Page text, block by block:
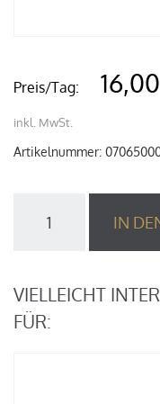
Preis/Tag:
inkl. MwSt.
Artikelnummer:
BETA91A
IN
VIELLEICHT
FÜR: